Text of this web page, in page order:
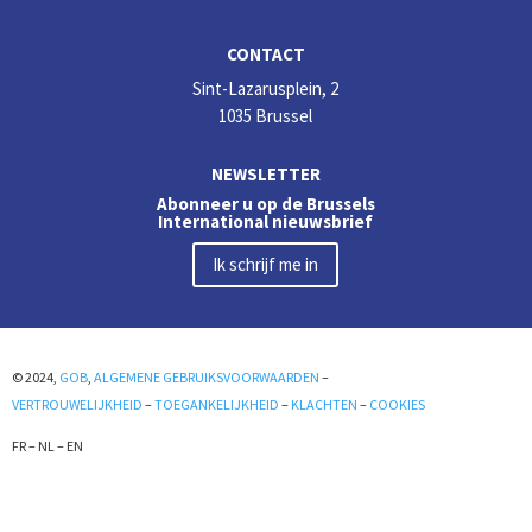
CONTACT
Sint-Lazarusplein, 2
1035 Brussel
NEWSLETTER
Abonneer u op de Brussels
International nieuwsbrief
Ik schrijf me in
© 2024, GOB ALGEMENE GEBRUIKSVOORWAARDEN –
VERTROUWELIJKHEID –TOEGANKELIJKHEID – KLACHTEN – COOKIES
FR– NL – EN